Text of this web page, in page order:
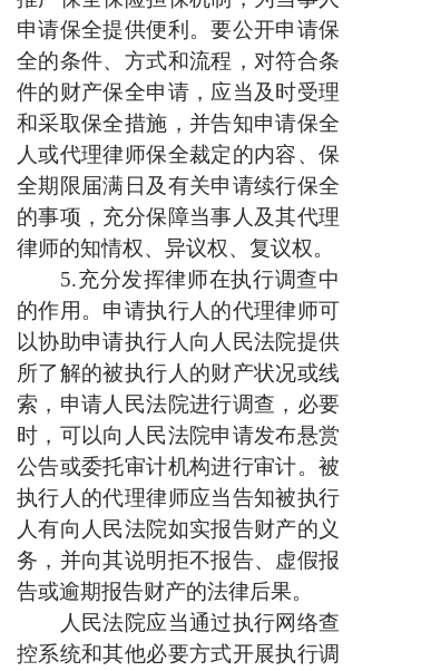
申请保全提供便利。要公开申请保
全的条件、方式和流程，对符合条
件的财产保全申请，应当及时受理
和采取保全措施，并告知申请保全
人或代理律师保全裁定的内容、保
全期限届满日及有关申请续行保全
的事项，充分保障当事人及其代理
律师的知情权、异议权、复议权。
5.充分发挥律师在执行调查中
的作用。申请执行人的代理律师可
以协助申请执行人向人民法院提供
所了解的被执行人的财产状况或线
索，申请人民法院进行调查，必要
时，可以向人民法院申请发布悬赏
公告或委托审计机构进行审计。被
执行人的代理律师应当告知被执行
人有向人民法院如实报告财产的义
务，并向其说明拒不报告、虚假报
告或逾期报告财产的法律后果。
人民法院应当通过执行网络查
控系统和其他必要方式开展执行调